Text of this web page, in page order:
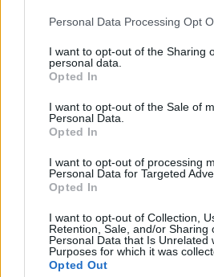
Please note that this website/app
not limited to your visit or usage
grant or deny consent to Google and
use your data for below specified
consent section.
Personal Data Processing Opt
I want to opt-out of the Sharing
personal data.
Opted In
I want to opt-out of the Sale of
Personal Data.
Opted In
I want to opt-out of processing
Personal Data for Targeted
Opted In
I want to opt-out of Collection,
Retention, Sale, and/or Sharing
Personal Data that Is Unrelated
Purposes for which it was
Opted Out
Demeter is, Szilárd is
2021. szeptember 18.
Hosszú történet ez és nem
hogy több ország műemlékes
(mindnyájunk nagyobbnak vélt
vezetéssel) 18 évig dolgozott,
hogy a siker reményével
ajánlhatták a Világökörség
Római Birodalom…